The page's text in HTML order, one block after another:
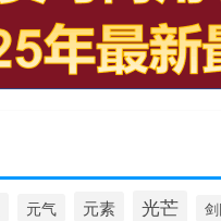
元气 元素 光芒